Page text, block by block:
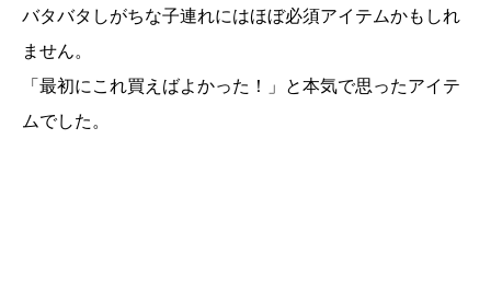
バタバタしがちな子連れにはほぼ必須アイテムかもしれ
ません。
「最初にこれ買えばよかった！」と本気で思ったアイテ
ムでした。